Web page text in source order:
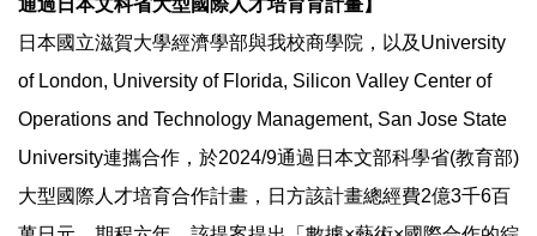
日本國立滋賀大學經濟學部與我校商學院，以及University
of London, University of Florida, Silicon Valley Center of
Operations and Technology Management, San Jose State
University連攜合作，於2024/9通過日本文部科學省(教育部)
大型國際人才培育合作計畫，日方該計畫總經費2億3千6百